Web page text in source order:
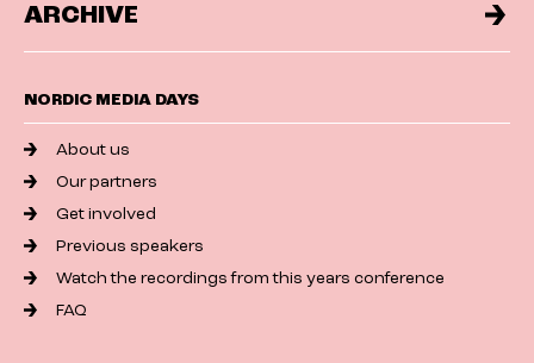
ARCHIVE
NORDIC MEDIA DAYS
About us
Our partners
Get involved
Previous speakers
Watch the recordings from this years conference
FAQ